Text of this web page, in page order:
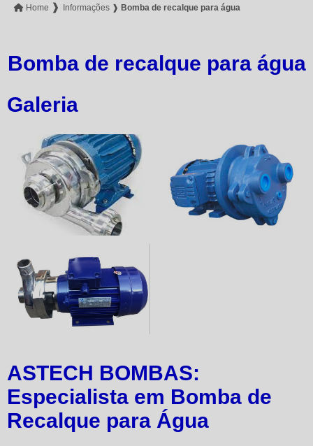
Home ❱ Informações ❱ Bomba de recalque para água
Bomba de recalque para água
Galeria
ASTECH BOMBAS:
Especialista em Bomba de
Recalque para Água